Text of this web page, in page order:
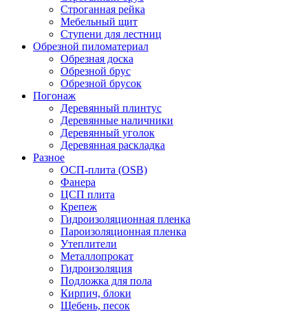
Строганная рейка
Мебельный щит
Ступени для лестниц
Обрезной пиломатериал
Обрезная доска
Обрезной брус
Обрезной брусок
Погонаж
Деревянный плинтус
Деревянные наличники
Деревянный уголок
Деревянная раскладка
Разное
ОСП-плита (OSB)
Фанера
ЦСП плита
Крепеж
Гидроизоляционная пленка
Пароизоляционная пленка
Утеплители
Металлопрокат
Гидроизоляция
Подложка для пола
Кирпич, блоки
Щебень, песок